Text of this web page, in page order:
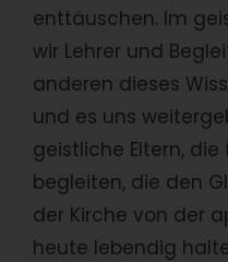
enttäuschen. Im
wir Lehrer und
anderen dieses
und es uns
geistliche Eltern,
begleiten, die den
der Kirche von der
heute lebendig